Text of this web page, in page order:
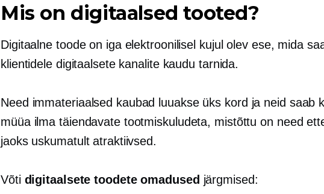
Mis on digitaalsed tooted?
Digitaalne toode on iga elektroonilisel kujul olev ese, mida
klientidele digitaalsete kanalite kaudu tarnida.
Need immateriaalsed kaubad luuakse üks kord ja neid saab
müüa ilma täiendavate tootmiskuludeta, mistõttu on need
jaoks uskumatult atraktiivsed.
Võti digitaalsete toodete omadused järgmised: